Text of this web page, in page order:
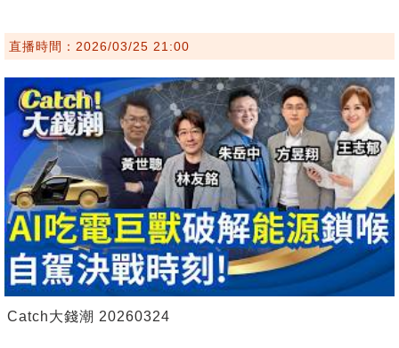
直播時間：2026/03/25 21:00
Catch大錢潮 20260324